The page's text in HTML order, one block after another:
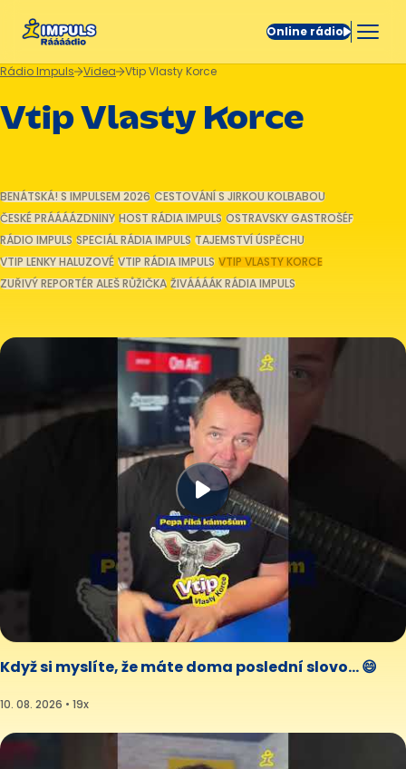
Online rádio
Rádio Impuls Videa Vtip Vlasty Korce
Vtip Vlasty Korce
BENÁTSKÁ! S IMPULSEM 2026 CESTOVÁNÍ S JIRKOU KOLBABOU
ČESKÉ PRÁÁÁÁZDNINY HOST RÁDIA IMPULS OSTRAVSKY GASTROŠÉF
RÁDIO IMPULS SPECIÁL RÁDIA IMPULS TAJEMSTVÍ ÚSPĚCHU
VTIP LENKY HALUZOVÉ VTIP RÁDIA IMPULS VTIP VLASTY KORCE
ZUŘIVÝ REPORTÉR ALEŠ RŮŽIČKA ŽIVÁÁÁÁK RÁDIA IMPULS
Když si myslíte, že máte doma poslední slovo… 😄
10. 08. 2026 • 19x